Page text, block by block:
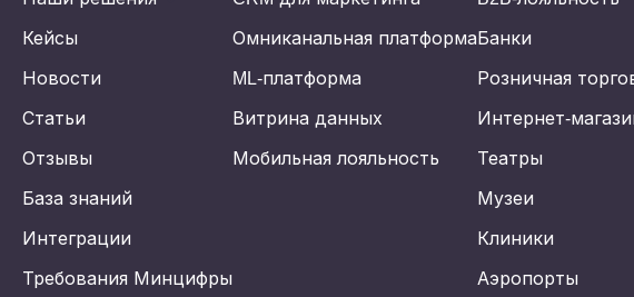
Кейсы
Новости
Статьи
Отзывы
База знаний
Интеграции
Требования Минцифры
Омниканальная платформа
ML-платформа
Витрина данных
Мобильная лояльность
Банки
Розничная
Интернет-
Театры
Музеи
Клиники
Аэропорты